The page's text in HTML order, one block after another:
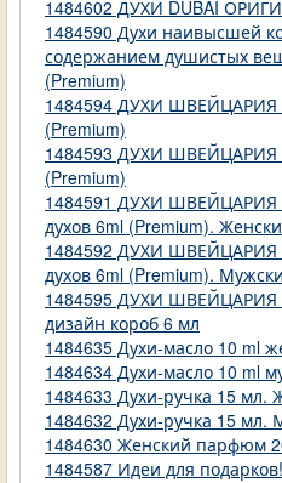
1484602 ДУХИ DUBAI
1484590 Духи наивысшей
содержанием душистых
(Premium)
1484594 ДУХИ ШВЕЙЦАРИЯ
(Premium)
1484593 ДУХИ ШВЕЙЦАРИЯ
(Premium)
1484591 ДУХИ ШВЕЙЦАРИЯ
духов 6ml (Premium).
1484592 ДУХИ ШВЕЙЦАРИЯ
духов 6ml (Premium).
1484595 ДУХИ ШВЕЙЦАРИЯ
дизайн короб 6 мл
1484635 Духи-масло 10 ml
1484634 Духи-масло 10 ml
1484633 Духи-ручка 15 мл.
1484632 Духи-ручка 15 мл.
1484630 Женский парфюм
1484587 Идеи для